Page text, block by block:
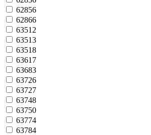
62856
62866
63512
63513
63518
63617
63683
63726
63727
63748
63750
63774
63784